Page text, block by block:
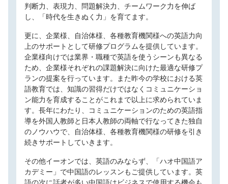
判断力、表現力、問題解決力、チームワーク力を伸ば
し、「時代を生きぬく力」を育てます。
更に、企業様、自治体様、各種教育機関様への英語力向
上のサポートとして研修プログラムを提供しています。
企業様向けでは業界・職種で英語を使うシーンも異なる
ため、企業様それぞれの課題解決に向けた最適な研修プ
ランの提案を行っています。また昨今の学校における英
語教育では、知識の習得だけではなくコミュニケーショ
ン能力を育成することがこれまで以上に求められていま
す。長年にわたり、コミュニケーションのための英語指
導を外国人教師と日本人教師の両軸で行なってきた独自
のノウハウで、自治体様、各種教育機関様の研修を引き
続きサポートしていきます。
その他イーオンでは、英語のみならず、「ハオ中国語ア
カデミー」で中国語のレッスンもご提供しています。英